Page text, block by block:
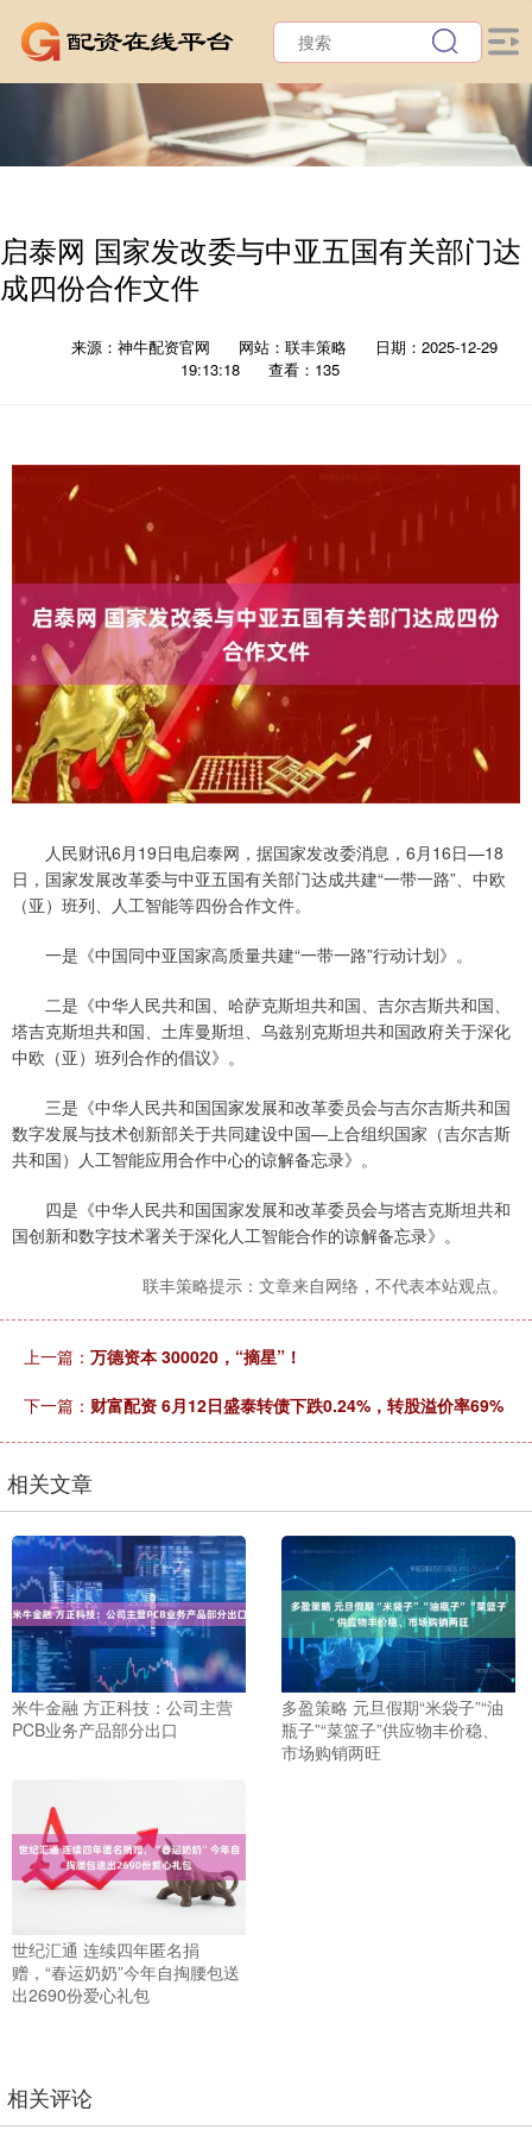
启泰网 国家发改委与中亚五国有关部门达
成四份合作文件
来源：神牛配资官网 网站：联丰策略
日期：2025-12-29
19:13:18
查看：135
人民财讯6月19日电启泰网，据国家发改委消息，6月16日—18
日，国家发展改革委与中亚五国有关部门达成共建“一带一路”、中欧
（亚）班列、人工智能等四份合作文件。
一是《中国同中亚国家高质量共建“一带一路”行动计划》。
二是《中华人民共和国、哈萨克斯坦共和国、吉尔吉斯共和国、
塔吉克斯坦共和国、土库曼斯坦、乌兹别克斯坦共和国政府关于深化
中欧（亚）班列合作的倡议》。
三是《中华人民共和国国家发展和改革委员会与吉尔吉斯共和国
数字发展与技术创新部关于共同建设中国—上合组织国家（吉尔吉斯
共和国）人工智能应用合作中心的谅解备忘录》。
四是《中华人民共和国国家发展和改革委员会与塔吉克斯坦共和
国创新和数字技术署关于深化人工智能合作的谅解备忘录》。
联丰策略提示：文章来自网络，不代表本站观点。
上一篇： 万德资本 300020，“摘星”！
下一篇： 财富配资 6月12日盛泰转债下跌0.24%，转股溢价率69%
相关文章
米牛金融 方正科技：公司主营
PCB业务产品部分出口
多盈策略 元旦假期“米袋子”“油
瓶子”“菜篮子”供应物丰价稳、
市场购销两旺
世纪汇通 连续四年匿名捐
赠，“春运奶奶”今年自掏腰包送
出2690份爱心礼包
相关评论